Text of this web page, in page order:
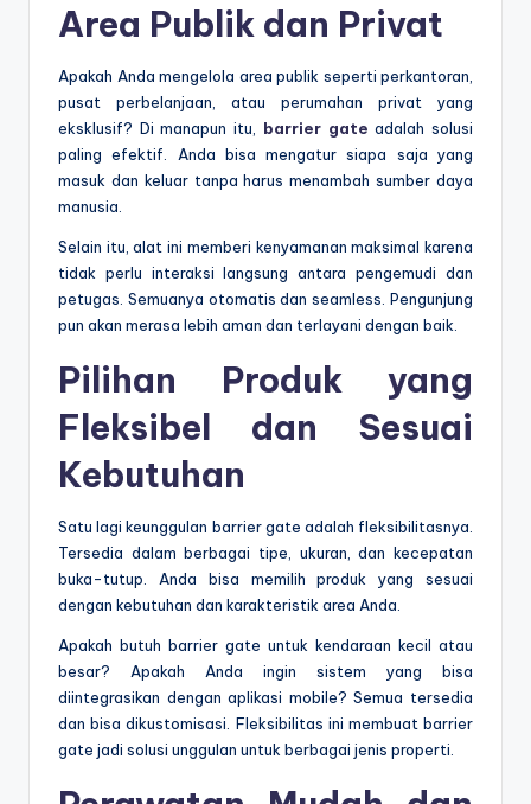
Area Publik dan Privat
Apakah Anda mengelola area publik seperti perkantoran,
pusat perbelanjaan, atau perumahan privat yang
eksklusif? Di manapun itu, barrier gate adalah solusi
paling efektif. Anda bisa mengatur siapa saja yang
masuk dan keluar tanpa harus menambah sumber daya
manusia.
Selain itu, alat ini memberi kenyamanan maksimal karena
tidak perlu interaksi langsung antara pengemudi dan
petugas. Semuanya otomatis dan seamless. Pengunjung
pun akan merasa lebih aman dan terlayani dengan baik.
Pilihan Produk yang
Fleksibel dan Sesuai
Kebutuhan
Satu lagi keunggulan barrier gate adalah fleksibilitasnya.
Tersedia dalam berbagai tipe, ukuran, dan kecepatan
buka-tutup. Anda bisa memilih produk yang sesuai
dengan kebutuhan dan karakteristik area Anda.
Apakah butuh barrier gate untuk kendaraan kecil atau
besar? Apakah Anda ingin sistem yang bisa
diintegrasikan dengan aplikasi mobile? Semua tersedia
dan bisa dikustomisasi. Fleksibilitas ini membuat barrier
gate jadi solusi unggulan untuk berbagai jenis properti.